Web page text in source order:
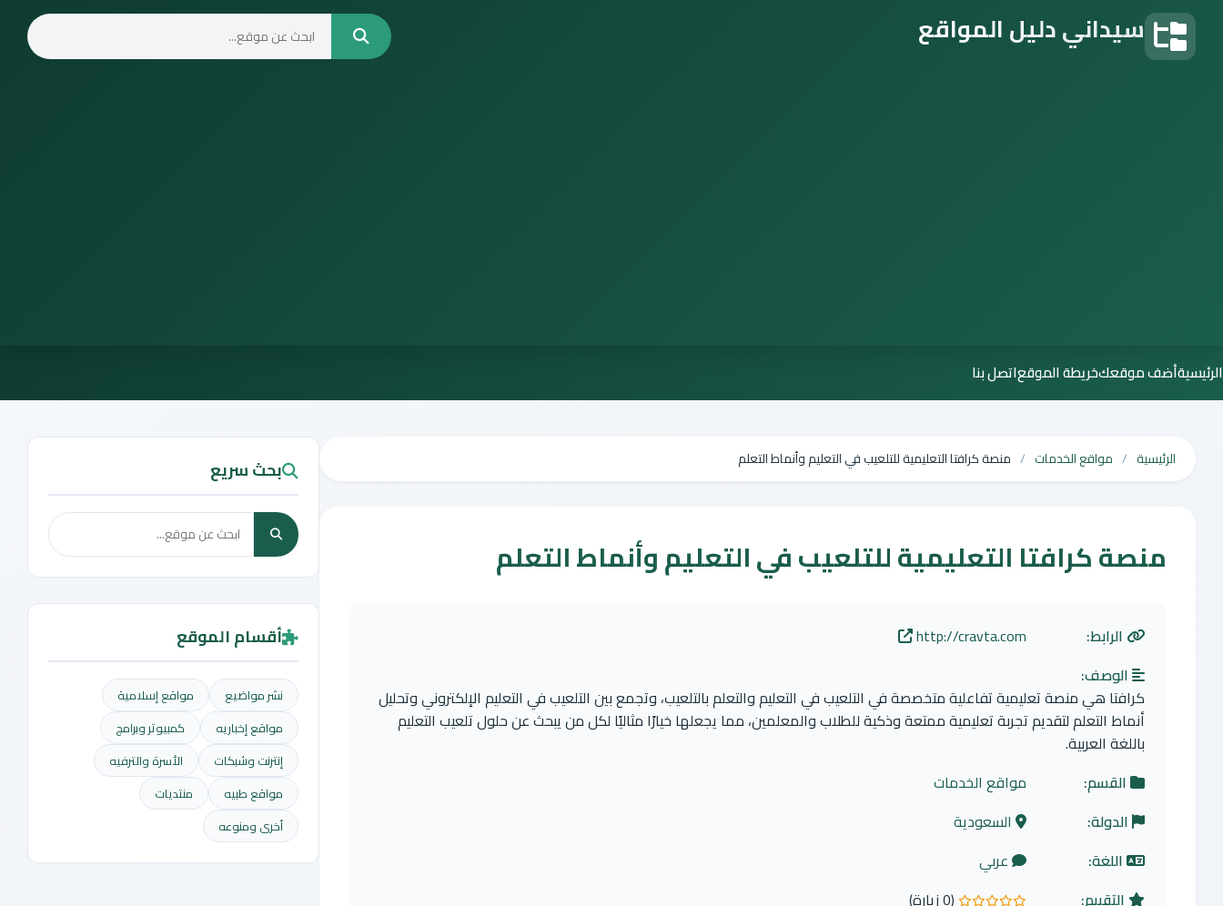
سيداني دليل المواقع
الرئيسيةأضف موقعكخريطة الموقعاتصل بنا
الرئيسية مواقع الخدمات منصة كرافتا التعليمية للتلعيب في التعليم وأنماط التعلم
منصة كرافتا التعليمية للتلعيب في التعليم وأنماط التعلم
الرابط:
http://cravta.com
الوصف:
كرافتا هي منصة تعليمية تفاعلية متخصصة في التلعيب في التعليم والتعلم بالتلعيب، وتجمع بين التلعيب في التعليم الإلكتروني وتحليل
أنماط التعلم لتقديم تجربة تعليمية ممتعة وذكية للطلاب والمعلمين، مما يجعلها خيارًا مثاليًا لكل من يبحث عن حلول تلعيب التعليم
باللغة العربية.
القسم:
مواقع الخدمات
الدولة:
السعودية
اللغة:
عربي
التقييم:
(0 زيارة)
بحث سريع
أقسام الموقع
نشر مواضيع
مواقع إسلامية
مواقع إخباريه
كمبيوتر وبرامج
إنترنت وشبكات
الأسرة والترفيه
مواقع طبيه
منتديات
أخرى ومنوعه